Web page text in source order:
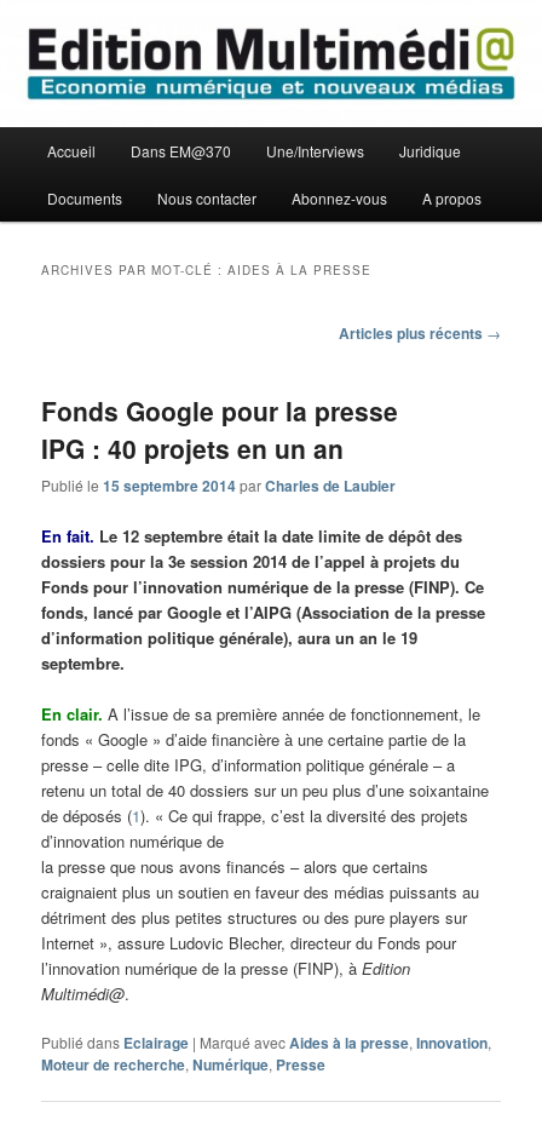
contenu
principal
contenu
secondaire
Edition Multimédi@
principal
Accueil Dans EM@370 Une/Interviews Juridique
Documents Nous contacter Abonnez-vous A propos
ARCHIVES PAR MOT-CLÉ :AIDES À LA PRESSE
Articles plus récents →
Fonds Google pour la presse
IPG : 40 projets en un an
Publié le15 septembre 2014parCharles de Laubier
En fait. Le 12 septembre était la date limite de dépôt des
dossiers pour la 3e session 2014 de l’appel à projets du
Fonds pour l’innovation numérique de la presse (FINP). Ce
fonds, lancé par Google et l’AIPG (Association de la presse
d’information politique générale), aura un an le 19
septembre.
En clair. A l’issue de sa première année de fonctionnement, le
fonds « Google » d’aide financière à une certaine partie de la
presse – celle dite IPG, d’information politique générale – a
retenu un total de 40 dossiers sur un peu plus d’une soixantaine
de déposés (1). « Ce qui frappe, c’est la diversité des projets
d’innovation numérique de
la presse que nous avons financés – alors que certains
craignaient plus un soutien en faveur des médias puissants au
détriment des plus petites structures ou des pure players sur
Internet », assure Ludovic Blecher, directeur du Fonds pour
l’innovation numérique de la presse (FINP), àEdition
Multimédi@.
Publié dans Eclairage | Marqué avecAides à la presse,Innovation,
Moteur de recherche,Numérique, Presse